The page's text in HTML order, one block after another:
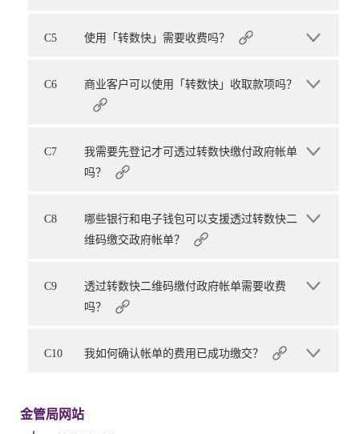
C5 使用「转数快」需要收费吗？
C6 商业客户可以使用「转数快」收取款项吗？
C7
我需要先登记才可透过转数快缴付政府帐单
吗？
C8
哪些银行和电子钱包可以支援透过转数快二
维码缴交政府帐单？
C9
透过转数快二维码缴付政府帐单需要收费
吗？
C10 我如何确认帐单的费用已成功缴交？
金管局网站